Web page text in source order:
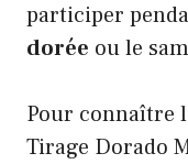
participer
dorée ou le
Pour connaître
Tirage Dorado